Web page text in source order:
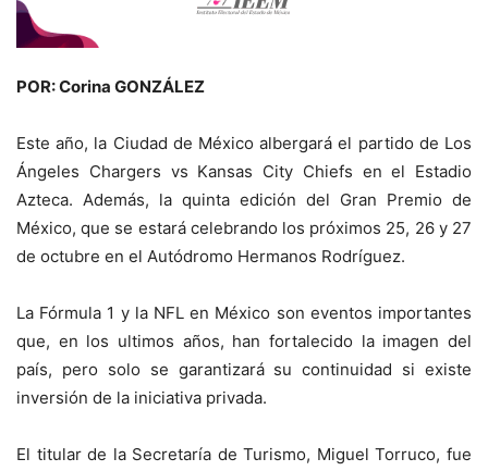
POR: Corina GONZÁLEZ
Este año, la Ciudad de México albergará el partido de Los
Ángeles Chargers vs Kansas City Chiefs en el Estadio
Azteca. Además, la quinta edición del Gran Premio de
México, que se estará celebrando los próximos 25, 26 y 27
de octubre en el Autódromo Hermanos Rodríguez.
La Fórmula 1 y la NFL en México son eventos importantes
que, en los ultimos años, han fortalecido la imagen del
país, pero solo se garantizará su continuidad si existe
inversión de la iniciativa privada.
El titular de la Secretaría de Turismo, Miguel Torruco, fue